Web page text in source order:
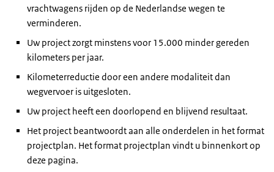
vrachtwagens rijden op de Nederlandse wegen te
verminderen.
Uw project zorgt minstens voor 15.000 minder gereden
kilometers per jaar.
Kilometerreductie door een andere modaliteit dan
wegvervoer is uitgesloten.
Uw project heeft een doorlopend en blijvend resultaat.
Het project beantwoordt aan alle onderdelen in het format
projectplan. Het format projectplan vindt u binnenkort op
deze pagina.